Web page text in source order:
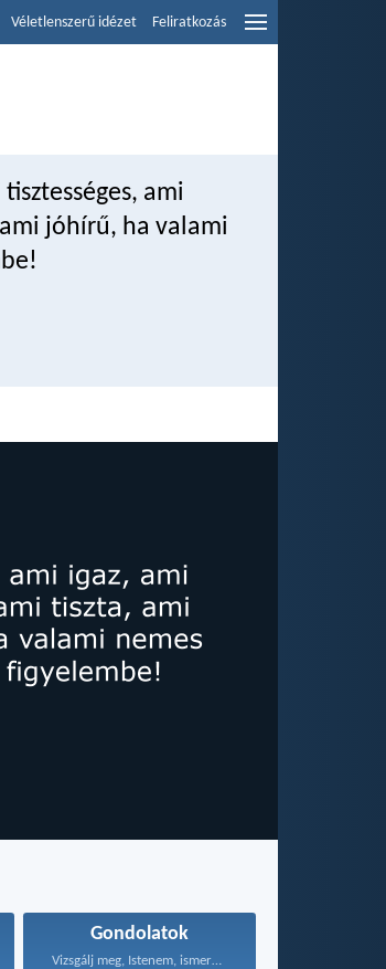
Véletlenszerű idézet Feliratkozás
ami
jóhírű, ha valami
Gondolatok
Vizsgálj meg, Istenem, ismerd...